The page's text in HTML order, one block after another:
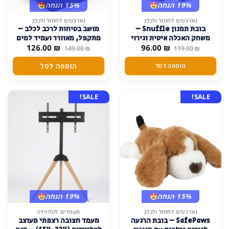
19% הנחה
גאדג'טים לחתול ולכלב
בובת תמנון Snuffle –
משחק האכלה איטית וגירוי
מנטלי לכלבים – סגול
119.00₪ המחיר
המקורי
היה:
119.00 ₪.
96.00 ₪ המחיר
הנוכחי
96.00 ₪. הוספה לסל
15% הנחה
גאדג'טים לחתול ולכלב
מושב בטיחות לרכב לכלב –
מתקפל, מאוורר ועמיד למים
149.00₪ המחיר
המקורי
היה:
149.00 ₪.
126.00 ₪ המחיר
הנוכחי
הוא:
126.00 ₪. הוספה לסל
SALE!
15% הנחה
גאדג'טים לחתול ולכלב
SafePaws – בובת הרגעה
SALE!
19% הנחה
מעמדים לטלוויזיה
מעמד חצובה רצפתי מעוצב